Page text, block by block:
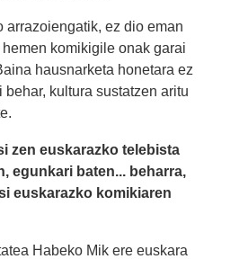
arrazoiengatik, ez dio eman
komikigile onak garai
hausnarketa honetara ez
kultura sustatzen aritu
zen euskarazko telebista
egunkari baten... beharra,
euskarazko komikiaren
Habeko Mik ere euskara